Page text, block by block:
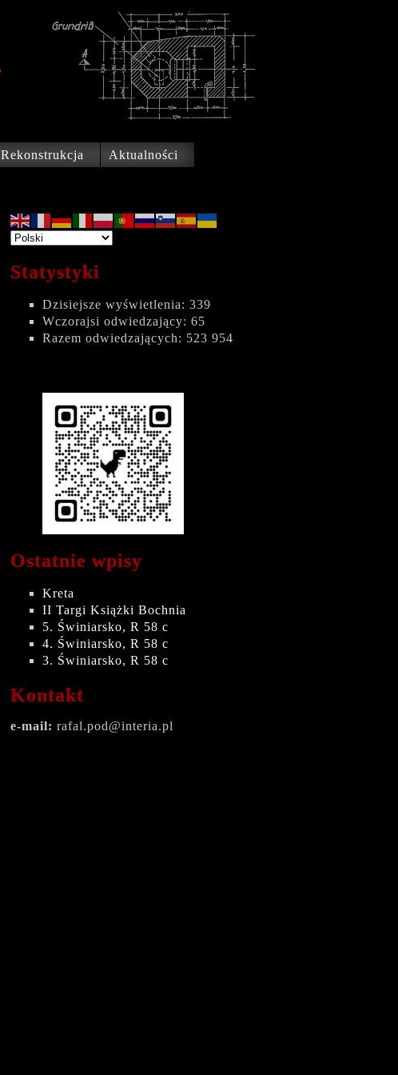
Rekonstrukcja Aktualności
Statystyki
Dzisiejsze wyświetlenia: 339
Wczorajsi odwiedzający: 65
Razem odwiedzających: 523 954
Ostatnie wpisy
Kreta
II Targi Książki Bochnia
5. Świniarsko, R 58 c
4. Świniarsko, R 58 c
3. Świniarsko, R 58 c
Kontakt
e-mail: rafal.pod@interia.pl